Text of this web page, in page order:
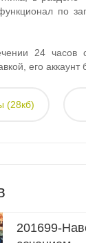
201699-
по
24 часов
его аккаунт
(28кб)